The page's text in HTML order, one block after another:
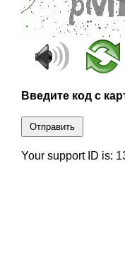
Введите код с
Отправить
Your support ID is: